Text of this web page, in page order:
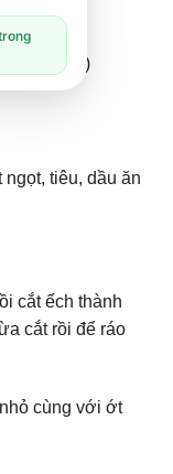
hay nhiều)
tiêu, dầu ăn
cắt ếch thành
cắt rồi để ráo
cùng với ớt